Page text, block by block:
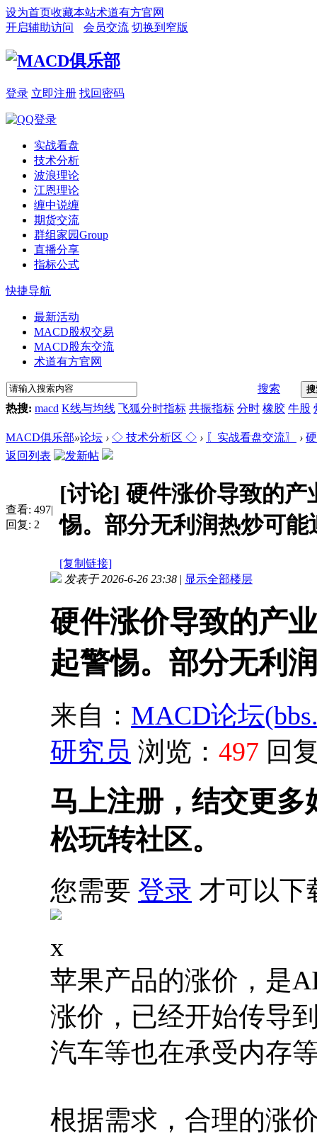
设为首页收藏本站术道有方官网
开启辅助访问
会员交流 切换到窄版
登录 立即注册 找回密码
实战看盘
技术分析
波浪理论
江恩理论
缠中说缠
期货交流
群组家园Group
直播分享
指标公式
快捷导航
最新活动
MACD股权交易
MACD股东交流
术道有方官网
搜索
热搜: macd K线与均线 飞狐分时指标 共振指标 分时 橡胶 牛股
MACD俱乐部»论坛 › ◇ 技术分析区 ◇ › 〖实战看盘交流〗 ›
返回列表
查看: 497|
回复: 2
[讨论] 硬件涨价导致的产
惕。部分无利润热炒可能
[复制链接]
发表于 2026-6-26 23:38 | 显示全部楼层
硬件涨价导致的产
起警惕。部分无利
来自： MACD论坛
研究员 浏览： 497 回
马上注册，结交更
松玩转社区。
您需要 登录 才可以下
x
苹果产品的涨价，是
涨价，已经开始传导
汽车等也在承受内存
根据需求，合理的涨